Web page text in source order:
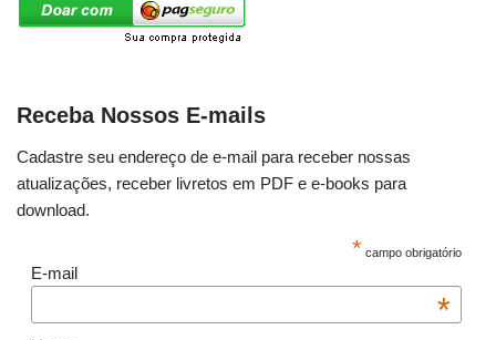
Receba Nossos E-mails
Cadastre seu endereço de e-mail para receber nossas
atualizações, receber livretos em PDF e e-books para
download.
* campo obrigatório
E-mail
*